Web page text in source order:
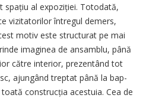
spațiu al expoziției. Totodată,
vizitatorilor întregul demers,
motiv este structurat pe mai
imaginea de ansamblu, până
către interior, prezentând tot
ajungând treptat până la bap­
cons­truc­ția acestuia. Cea de